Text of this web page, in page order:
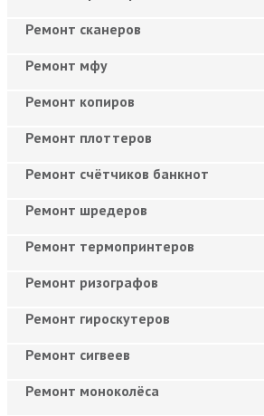
Ремонт сканеров
Ремонт мфу
Ремонт копиров
Ремонт плоттеров
Ремонт счётчиков банкнот
Ремонт шредеров
Ремонт термопринтеров
Ремонт ризографов
Ремонт гироскутеров
Ремонт сигвеев
Ремонт моноколёса